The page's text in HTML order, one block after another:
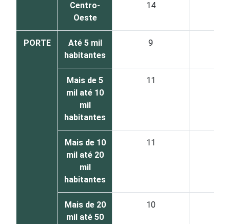
Centro-
Oeste
14
PORTE
Até 5 mil
habitantes
9
Mais de 5
mil até 10
mil
habitantes
11
Mais de 10
mil até 20
mil
habitantes
11
Mais de 20
mil até 50
10